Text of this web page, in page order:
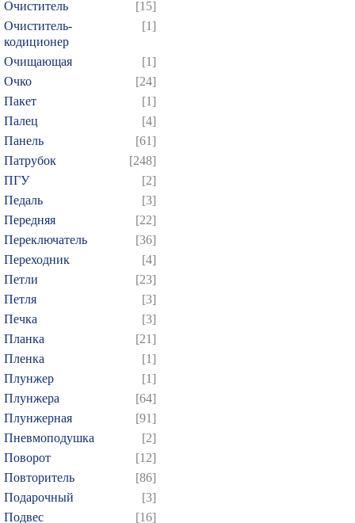
Очиститель
[15]
Очиститель-
кодиционер
[1]
Очищающая
[1]
Очко
[24]
Пакет
[1]
Палец
[4]
Панель
[61]
Патрубок
[248]
ПГУ
[2]
Педаль
[3]
Передняя
[22]
Переключатель
[36]
Переходник
[4]
Петли
[23]
Петля
[3]
Печка
[3]
Планка
[21]
Пленка
[1]
Плунжер
[1]
Плунжера
[64]
Плунжерная
[91]
Пневмоподушка
[2]
Поворот
[12]
Повторитель
[86]
Подарочный
[3]
Подвес
[16]